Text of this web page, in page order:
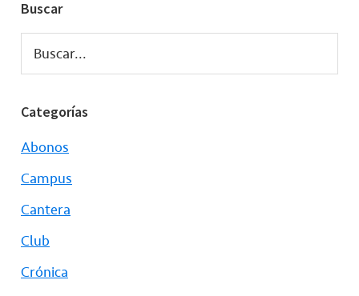
Buscar
Buscar...
Categorías
Abonos
Campus
Cantera
Club
Crónica